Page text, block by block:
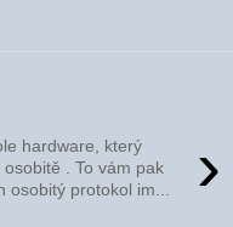
›
hardware, který
. To vám pak
osobitý protokol im...